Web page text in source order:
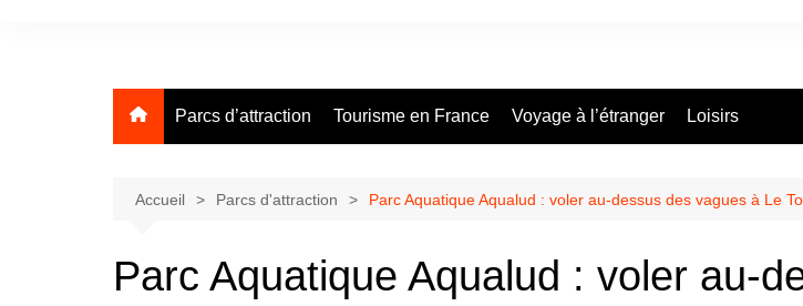
Parcs d’attraction Tourisme en France Voyage à l’étranger Loisirs
Accueil Parcs d'attraction Parc Aquatique Aqualud : voler au-dessus des vagues à Le
Parc Aquatique Aqualud : voler au-